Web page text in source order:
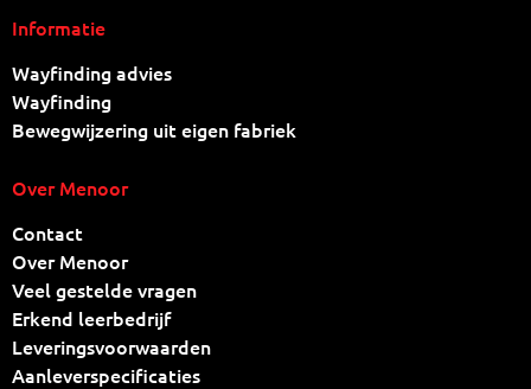
Informatie
Wayfinding advies
Wayfinding
Bewegwijzering uit eigen fabriek
Over Menoor
Contact
Over Menoor
Veel gestelde vragen
Erkend leerbedrijf
Leveringsvoorwaarden
Aanleverspecificaties